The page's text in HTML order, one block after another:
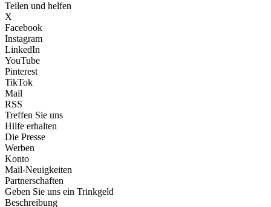
Teilen und helfen
X
Facebook
Instagram
LinkedIn
YouTube
Pinterest
TikTok
Mail
RSS
Treffen Sie uns
Hilfe erhalten
Die Presse
Werben
Konto
Mail-Neuigkeiten
Partnerschaften
Geben Sie uns ein Trinkgeld
Beschreibung